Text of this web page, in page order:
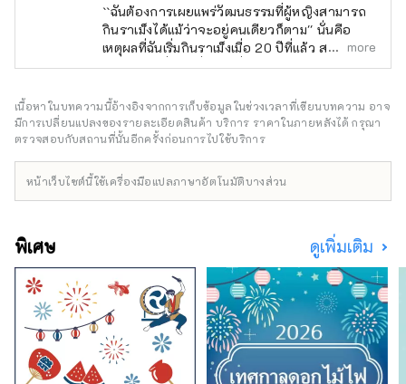
ในใจเป็นสิ่งที่ต้องมี
ในปี 2019 คว้าอันดับที่ 3 ในงาน "New
York JAPAN FES" ที่จัดขึ้นในประเทศ
สหรัฐอเมริกา
``ฉันต้องการเผยแพร่วัฒนธรรมที่ผู้หญิงสามารถ
กินราเม็งได้แม้ว่าจะอยู่คนเดียวก็ตาม'' นั่นคือ
เหตุผลที่ฉันเริ่มกินราเม็งเมื่อ 20 ปีที่แล้ว สาวน้อย
ผู้รักราเม็งที่ท่องเที่ยวไปทั่ว 47 จังหวัดและกิน
คลั่งไคล้ราเม็งอยู่มากมาย แต่เราให้ความสนใจ
กับไลฟ์สไตล์ราเม็งของเขา ซึ่งเขารักษารูปร่าง
ของเขาในขณะที่ทำงานเป็นคนดังด้วย เธอเป็น
ให้เช่าร้านราเม็งยอดนิยม และในปี 2015 ได้จัด
โตเกียว คุมาโมโตะ และชิซูโอกะ ดึงดูดผู้คนได้
ทั้งหมดประมาณ 750,000 คน ในปี 2018 เขาได้
ก่อตั้งบริษัท Ramen Switch Co., Ltd. และเปิด
ตัวแบรนด์เครื่องประดับราเมนแบรนด์แรกของโลก
"ZURU+" ผู้ผลิตและผู้แต่งสาเกราเมง ``NOODLE
SAKE -Shunka Autumn and Winter-'' ``Rice
and Agave Craft Salmon for Ramen'' และผู้
แต่ง ``Tokyo Ramen Collection'' (Shobunsha)
more
เนื้อหาในบทความนี้อ้างอิงจากการเก็บข้อมูลในช่วงเวลาที่เขียนบทความ อาจ
มีการเปลี่ยนแปลงของรายละเอียดสินค้า บริการ ราคาในภายหลังได้ กรุณา
ตรวจสอบกับสถานที่นั้นอีกครั้งก่อนการไปใช้บริการ
หน้าเว็บไซต์นี้ใช้เครื่องมือแปลภาษาอัตโนมัติบางส่วน
พิเศษ ดูเพิ่มเติม